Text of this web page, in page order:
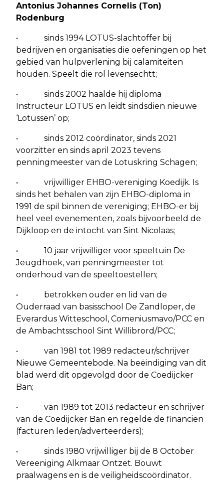
Antonius Johannes Cornelis (Ton)
Rodenburg
• sinds 1994 LOTUS-slachtoffer bij
bedrijven en organisaties die oefeningen op het
gebied van hulpverlening bij calamiteiten
houden. Speelt die rol levensechtt;
• sinds 2002 haalde hij diploma
Instructeur LOTUS en leidt sindsdien nieuwe
‘Lotussen’ op;
• sinds 2012 coördinator, sinds 2021
voorzitter en sinds april 2023 tevens
penningmeester van de Lotuskring Schagen;
• vrijwilliger EHBO-vereniging Koedijk. Is
sinds het behalen van zijn EHBO-diploma in
1991 de spil binnen de vereniging; EHBO-er bij
heel veel evenementen, zoals bijvoorbeeld de
Dijkloop en de intocht van Sint Nicolaas;
• 10 jaar vrijwilliger voor speeltuin De
Jeugdhoek, van penningmeester tot
onderhoud van de speeltoestellen;
• betrokken ouder en lid van de
Ouderraad van basisschool De Zandloper, de
Everardus Witteschool, Comeniusmavo/PCC en
de Ambachtsschool Sint Willibrord/PCC;
• van 1981 tot 1989 redacteur/schrijver
Nieuwe Gemeentebode. Na beëindiging van dit
blad werd dit opgevolgd door de Coedijcker
Ban;
• van 1989 tot 2013 redacteur en schrijver
van de Coedijcker Ban en regelde de financiën
(facturen leden/adverteerders);
• sinds 1980 vrijwilliger bij de 8 October
Vereeniging Alkmaar Ontzet. Bouwt
praalwagens en is de veiligheidscoördinator.